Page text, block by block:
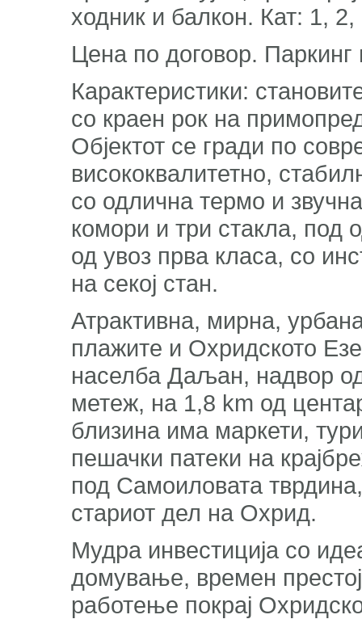
ходник и балкон. Кат: 1,
Цена по договор.
Карактеристики:
со краен рок на
Објектот се гради по
висококвалитетно,
со одлична термо и
комори и три стакла, под
од увоз прва класа, со
на секој стан.
Атрактивна, мирна,
плажите и Охридското
населба Даљан, надвор
метеж, на 1,8 km од
близина има маркети,
пешачки патеки на
под Самоиловата
стариот дел на Охрид.
Мудра инвестиција со
домување, времен
работење покрај